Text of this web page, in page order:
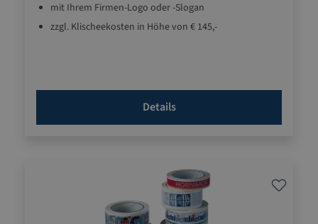
mit Ihrem Firmen-Logo oder -Slogan
zzgl. Klischeekosten in Höhe von € 145,-
Details